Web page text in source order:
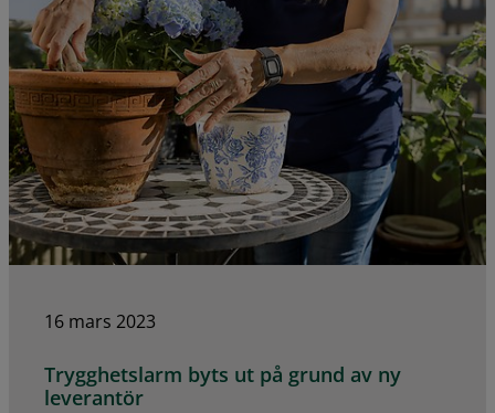
16 mars 2023
Trygghetslarm byts ut på grund av ny
leverantör